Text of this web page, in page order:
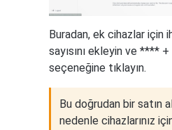
Buradan, ek cihazlar için
sayısını ekleyin ve ****
seçeneğine tıklayın.
Bu doğrudan bir satın
nedenle cihazlarınız